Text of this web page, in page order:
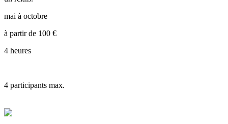
mai à octobre
à partir de 100 €
4 heures
4 participants max.